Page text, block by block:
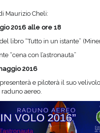
Maurizio Cheli:
2016 alle ore 18
libro “Tutto in un istante”
“cena con l’astronauta”
2016
e piloterà il suo velivolo
aereo.